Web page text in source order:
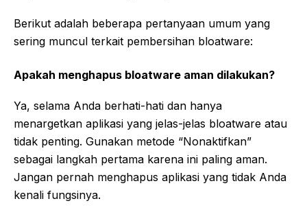
Berikut adalah beberapa pertanyaan umum yang
sering muncul terkait pembersihan bloatware:
Apakah menghapus bloatware aman dilakukan?
Ya, selama Anda berhati-hati dan hanya
menargetkan aplikasi yang jelas-jelas bloatware atau
tidak penting. Gunakan metode “Nonaktifkan”
sebagai langkah pertama karena ini paling aman.
Jangan pernah menghapus aplikasi yang tidak Anda
kenali fungsinya.